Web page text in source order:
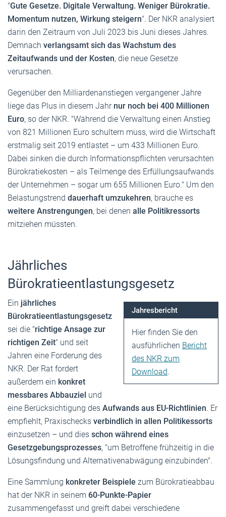
"Gute Gesetze. Digitale Verwaltung. Weniger Bürokratie.
Momentum nutzen, Wirkung steigern". Der NKR analysiert
darin den Zeitraum von Juli 2023 bis Juni dieses Jahres.
Demnach verlangsamt sich das Wachstum des
Zeitaufwands und der Kosten, die neue Gesetze
verursachen.
Gegenüber den Milliardenanstiegen vergangener Jahre
liege das Plus in diesem Jahr nur noch bei 400 Millionen
Euro, so der NKR. "Während die Verwaltung einen Anstieg
von 821 Millionen Euro schultern muss, wird die Wirtschaft
erstmalig seit 2019 entlastet – um 433 Millionen Euro.
Dabei sinken die durch Informationspflichten verursachten
Bürokratiekosten – als Teilmenge des Erfüllungsaufwands
der Unternehmen – sogar um 655 Millionen Euro." Um den
Belastungstrend dauerhaft umzukehren, brauche es
weitere Anstrengungen, bei denen alle Politikressorts
mitziehen müssten.
Jährliches
Bürokratieentlastungsgesetz
Jahresbericht
Hier finden Sie den
ausführlichen Bericht
des NKR zum
Download.
Ein jährliches
Bürokratieentlastungsgesetz
sei die "richtige Ansage zur
richtigen Zeit" und seit
Jahren eine Forderung des
NKR. Der Rat fordert
außerdem ein konkret
messbares Abbauziel und
eine Berücksichtigung des Aufwands aus EU-Richtlinien. Er
empfiehlt, Praxischecks verbindlich in allen Politikessorts
einzusetzen – und dies schon während eines
Gesetzgebungsprozesses, "um Betroffene frühzeitig in die
Lösungsfindung und Alternativenabwägung einzubinden".
Eine Sammlung konkreter Beispiele zum Bürokratieabbau
hat der NKR in seinem 60-Punkte-Papier
zusammengefasst und greift dabei verschiedene